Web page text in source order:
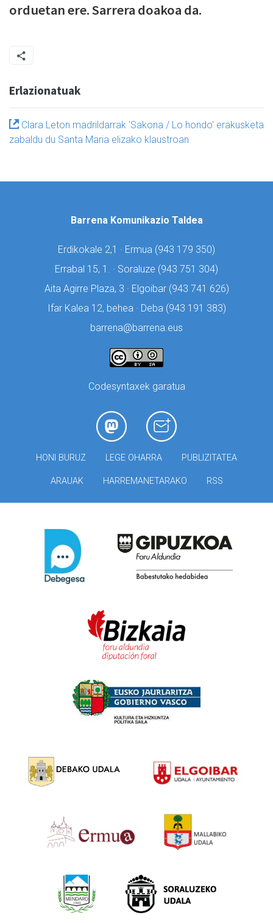
orduetan ere. Sarrera doakoa da.
Erlazionatuak
Clara Leton madrildarrak 'Sakona / Lo hondo' erakusketa
zabaldu du Santa Maria elizako klaustroan
Barrena Komunikazio Taldea
Erdikokale 2,1 · Ermua (943 179 350)
Errabal 15, 1. · Soraluze (943 751 304)
Aita Agirre Plaza, 3 · Elgoibar (943 741 626)
Ifar Kalea 12, behea · Deba (943 191 383)
barrena@barrena.eus
Codesyntaxek garatua
HONI BURUZ LEGE OHARRA PUBLIZITATEA
ARAUAK HARREMANETARAKO RSS